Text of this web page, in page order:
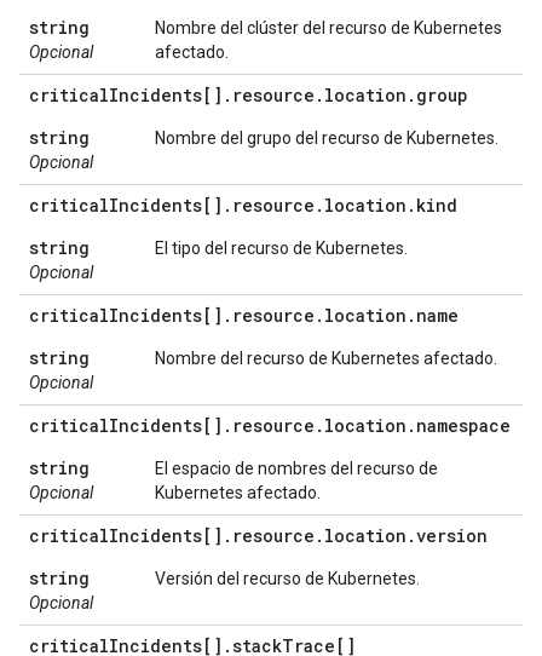
string
Opcional
Nombre del clúster del recurso de Kubernetes
afectado.
criticalIncidents[] . resource . location . group
string
Opcional
Nombre del grupo del recurso de Kubernetes.
criticalIncidents[] . resource . location . kind
string
Opcional
El tipo del recurso de Kubernetes.
criticalIncidents[] . resource . location . name
string
Opcional
Nombre del recurso de Kubernetes afectado.
criticalIncidents[] . resource . location . namespace
string
Opcional
El espacio de nombres del recurso de
Kubernetes afectado.
criticalIncidents[] . resource . location .version
string
Opcional
Versión del recurso de Kubernetes.
criticalIncidents[] .stackTrace[]